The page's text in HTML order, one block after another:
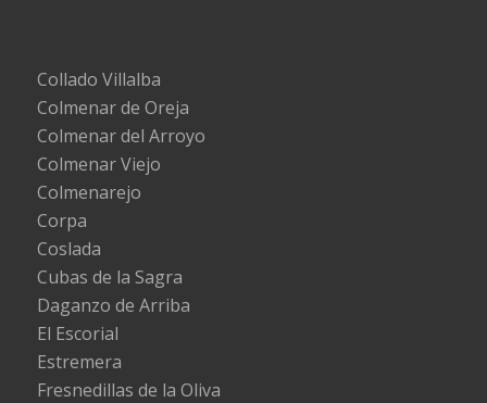
Collado Villalba
Colmenar de Oreja
Colmenar del Arroyo
Colmenar Viejo
Colmenarejo
Corpa
Coslada
Cubas de la Sagra
Daganzo de Arriba
El Escorial
Estremera
Fresnedillas de la Oliva